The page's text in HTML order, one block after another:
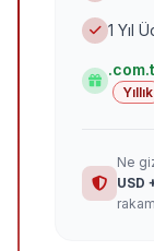
1 Yıl
Yıllık
Ne
USD